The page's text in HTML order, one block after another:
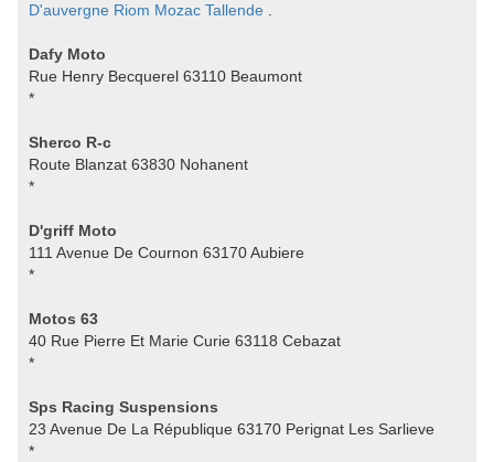
D'auvergne Riom Mozac Tallende .
Dafy Moto
Rue Henry Becquerel 63110 Beaumont
*
Sherco R-c
Route Blanzat 63830 Nohanent
*
D'griff Moto
111 Avenue De Cournon 63170 Aubiere
*
Motos 63
40 Rue Pierre Et Marie Curie 63118 Cebazat
*
Sps Racing Suspensions
23 Avenue De La République 63170 Perignat Les Sarlieve
*